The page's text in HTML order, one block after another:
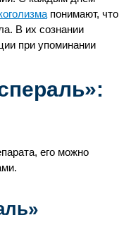
понимают, что
В их сознании
при упоминании
его можно